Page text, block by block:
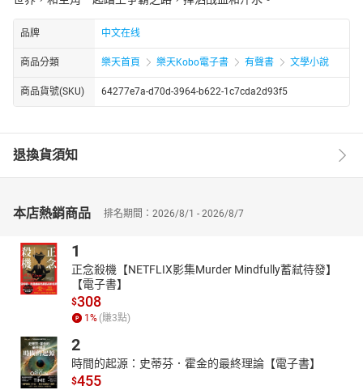
品牌 中文在线
商品分類 樂天首頁 樂天Kobo電子書 有聲書 文學小說
商品貨號(SKU) 64277e7a-d70d-3964-b622-1c7cda2d93f5
退換貨須知
本店熱銷商品 排名期間：2026/8/1 - 2026/8/7
1
正念殺機【NETFLIX影集Murder Mindfully蓄弒待發】
【電子書】
$308
1% (賺3點)
2
時間的起源：史蒂芬．霍金的最終理論【電子書】
$455